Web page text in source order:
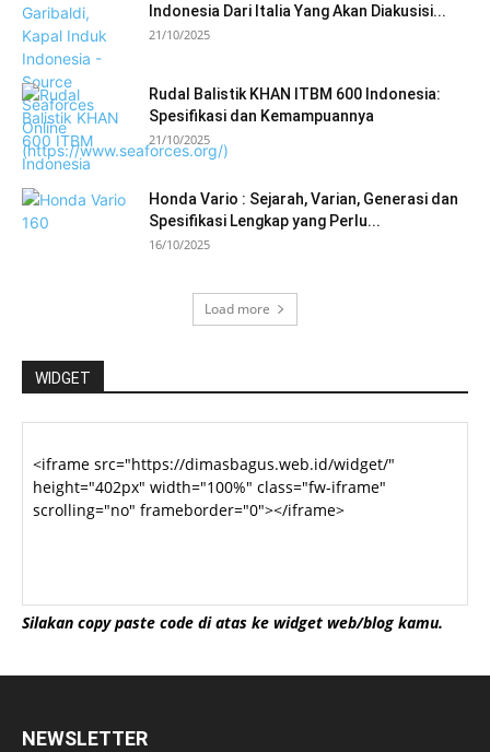
Indonesia Dari Italia Yang Akan Diakusisi...
21/10/2025
Rudal Balistik KHAN ITBM 600 Indonesia:
Spesifikasi dan Kemampuannya
21/10/2025
Honda Vario : Sejarah, Varian, Generasi dan
Spesifikasi Lengkap yang Perlu...
16/10/2025
Load more
WIDGET
Silakan copy paste code di atas ke widget web/blog kamu.
NEWSLETTER